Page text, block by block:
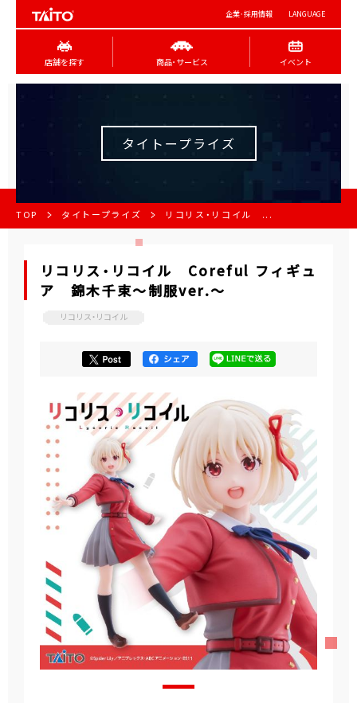
企業･採用情報 LANGUAGE
店舗を探す 商品･サービス イベント
タイトープライズ
TOP タイトープライズ リコリス・リコイル ...
リコリス・リコイル Coreful フィギュ
ア 錦木千束～制服ver.～
リコリス・リコイル